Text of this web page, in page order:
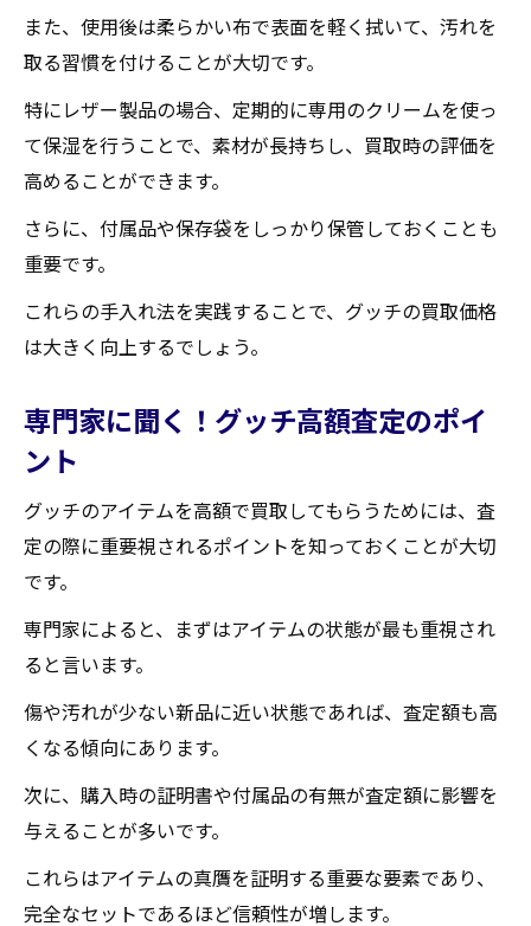
また、使用後は柔らかい布で表面を軽く拭いて、汚れを
取る習慣を付けることが大切です。
特にレザー製品の場合、定期的に専用のクリームを使っ
て保湿を行うことで、素材が長持ちし、買取時の評価を
高めることができます。
さらに、付属品や保存袋をしっかり保管しておくことも
重要です。
これらの手入れ法を実践することで、グッチの買取価格
は大きく向上するでしょう。
専門家に聞く！グッチ高額査定のポイ
ント
グッチのアイテムを高額で買取してもらうためには、査
定の際に重要視されるポイントを知っておくことが大切
です。
専門家によると、まずはアイテムの状態が最も重視され
ると言います。
傷や汚れが少ない新品に近い状態であれば、査定額も高
くなる傾向にあります。
次に、購入時の証明書や付属品の有無が査定額に影響を
与えることが多いです。
これらはアイテムの真贋を証明する重要な要素であり、
完全なセットであるほど信頼性が増します。